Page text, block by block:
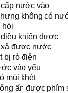
cấp nước vào
không có
hôi
điều khiển được
xả được nước
bị rò điện
vào yếu
mùi khét
ấn được phím